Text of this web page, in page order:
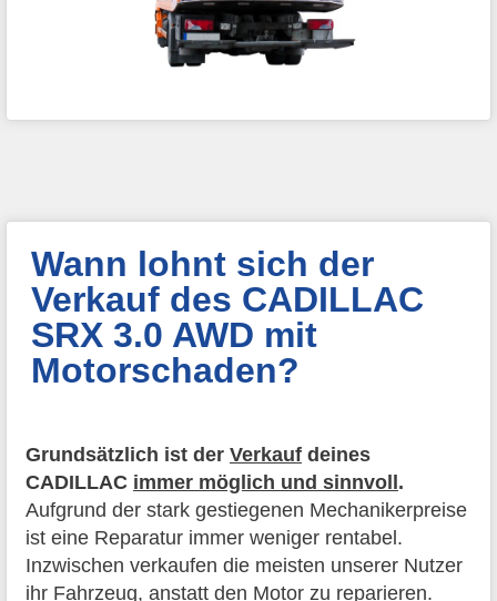
Wann lohnt sich der
Verkauf des CADILLAC
SRX 3.0 AWD mit
Motorschaden?
Grundsätzlich ist der Verkauf deines
CADILLAC immer möglich und sinnvoll .
Aufgrund der stark gestiegenen Mechanikerpreise
ist eine Reparatur immer weniger rentabel.
Inzwischen verkaufen die meisten unserer Nutzer
ihr Fahrzeug, anstatt den Motor zu reparieren.